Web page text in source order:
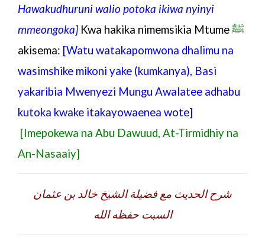
Hawakudhuruni walio potoka ikiwa nyinyi
mmeongoka]Kwa hakika nimemsikia Mtumeﷺ
akisema: [Watu watakapomwona dhalimu na
wasimshike mikoni yake (kumkanya), Basi
yakaribia Mwenyezi Mungu Awalatee adhabu
kutoka kwake itakayowaenea wote]
[Imepokewa na Abu Dawuud, At-Tirmidhiy na
An-Nasaaiy]
شرح الحديث مع فضيلة الشيخ خالد بن عثمان
السبت حفظه الله